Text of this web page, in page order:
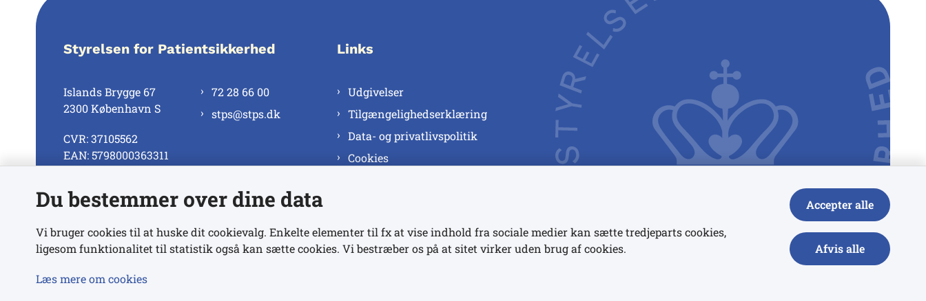
Styrelsen for Patientsikkerhed
Islands Brygge 67
2300 København S
CVR: 37105562
EAN: 5798000363311
72 28 66 00
stps@stps.dk
Se alle kontaktnumre
Links
Udgivelser
Tilgængelighedserklæring
Data- og privatlivspolitik
Cookies
Du bestemmer over dine data
Vi bruger cookies til at huske dit cookievalg. Enkelte elementer til fx at vise indhold fra sociale medier kan sætte tredjeparts cookies,
ligesom funktionalitet til statistik også kan sætte cookies. Vi bestræber os på at sitet virker uden brug af cookies.
Læs mere om cookies
Accepter alle
Afvis alle